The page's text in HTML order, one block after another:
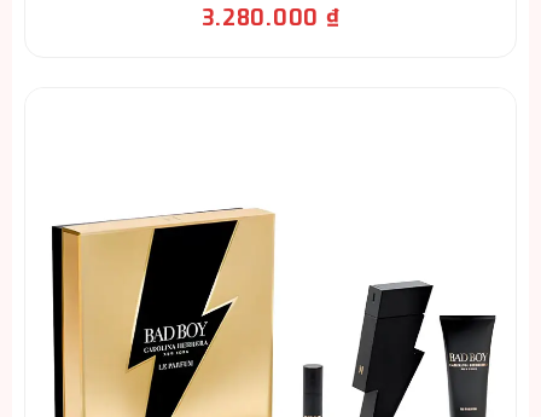
3.280.000 ₫